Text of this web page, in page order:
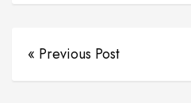
« Previous Post